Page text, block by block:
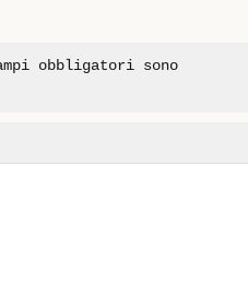
obbligatori sono